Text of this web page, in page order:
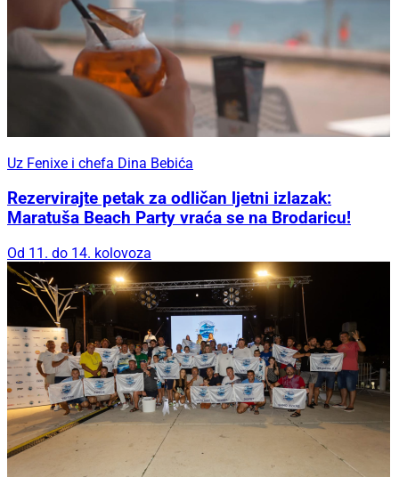
Uz Fenixe i chefa Dina Bebića
Rezervirajte petak za odličan ljetni izlazak:
Maratuša Beach Party vraća se na Brodaricu!
Od 11. do 14. kolovoza